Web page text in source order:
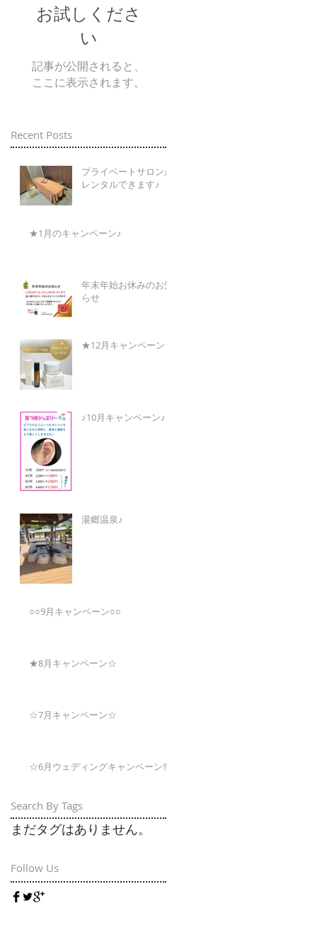
お試しくださ
い
記事が公開されると、
ここに表示されます。
Recent Posts
Search By Tags
プライベートサロンが
レンタルできます♪
★1月のキャンペーン♪
年末年始お休みのお知
らせ
★12月キャンペーン★
♪10月キャンペーン♪
湯郷温泉♪
○○9月キャンペーン○○
★8月キャンペーン☆
☆7月キャンペーン☆
☆6月ウェディングキャンペーン🌸
まだタグはありません。
Follow Us